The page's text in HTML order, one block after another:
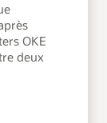
OKE
deux